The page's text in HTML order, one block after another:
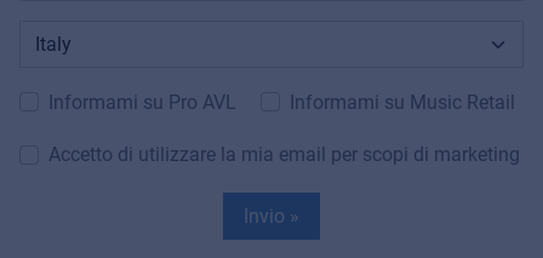
Informami su Pro AVL Informami su Music Retail
Accetto di utilizzare la mia email per scopi di marketing
Invio »